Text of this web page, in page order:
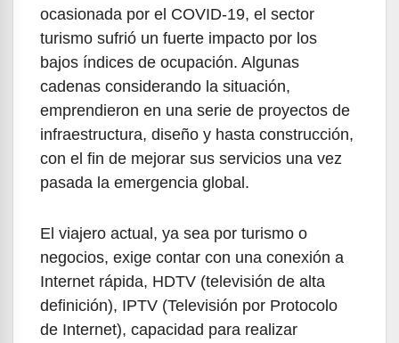
ocasionada por el COVID-19, el sector
turismo sufrió un fuerte impacto por los
bajos índices de ocupación. Algunas
cadenas considerando la situación,
emprendieron en una serie de proyectos de
infraestructura, diseño y hasta construcción,
con el fin de mejorar sus servicios una vez
pasada la emergencia global.
El viajero actual, ya sea por turismo o
negocios, exige contar con una conexión a
Internet rápida, HDTV (televisión de alta
definición), IPTV (Televisión por Protocolo
de Internet), capacidad para realizar